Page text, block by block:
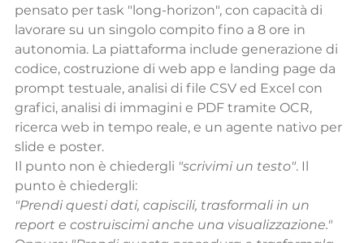
pensato per task "long-horizon", con capacità di
lavorare su un singolo compito fino a 8 ore in
autonomia. La piattaforma include generazione di
codice, costruzione di web app e landing page da
prompt testuale, analisi di file CSV ed Excel con
grafici, analisi di immagini e PDF tramite OCR,
ricerca web in tempo reale, e un agente nativo per
slide e poster.
Il punto non è chiedergli "scrivimi un testo". Il
punto è chiedergli:
"Prendi questi dati, capiscili, trasformali in un
report e costruiscimi anche una visualizzazione."